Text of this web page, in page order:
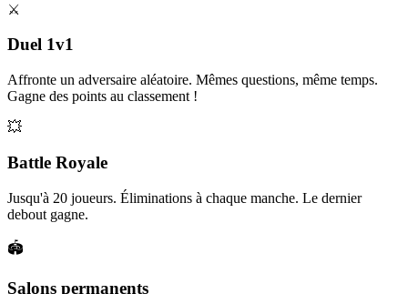
⚔️
Duel 1v1
Affronte un adversaire aléatoire. Mêmes questions, même temps.
Gagne des points au classement !
💥
Battle Royale
Jusqu'à 20 joueurs. Éliminations à chaque manche. Le dernier
debout gagne.
🏟️
Salons permanents